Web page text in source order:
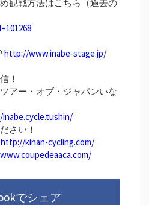
観戦方法はこちら（過去の
http://www.inabe-stage.jp/
！
アー・オブ・ジャパンいな
さい！
http://kinan-cycling.com/
でシェア